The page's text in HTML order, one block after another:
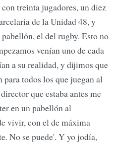
treinta jugadores, un diez
de la Unidad 48, y
el del rugby. Esto no
venían uno de cada
a su realidad, y dijimos que
todos los que juegan al
que estaba antes me
en un pabellón al
vivir, con el de máxima
No se puede'. Y yo jodía,